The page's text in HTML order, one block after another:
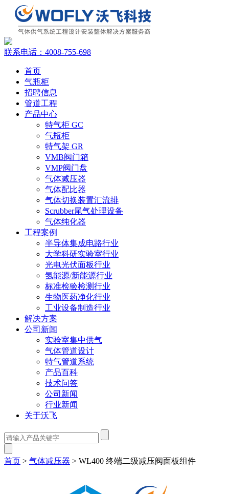
联系电话： 4008-755-698
首页
气瓶柜
招聘信息
管道工程
产品中心
特气柜 GC
气瓶柜
特气架 GR
VMB阀门箱
VMP阀门盘
气体减压器
气体配比器
气体切换装置汇流排
Scrubber尾气处理设备
气体纯化器
工程案例
半导体集成电路行业
大学科研实验室行业
光电光伏面板行业
氢能源/新能源行业
标准检验检测行业
生物医药净化行业
工业设备制造行业
解决方案
公司新闻
实验室集中供气
气体管道设计
特气管道系统
产品百科
技术问答
公司新闻
行业新闻
关于沃飞
首页 > 气体减压器 > WL400 终端二级减压阀面板组件